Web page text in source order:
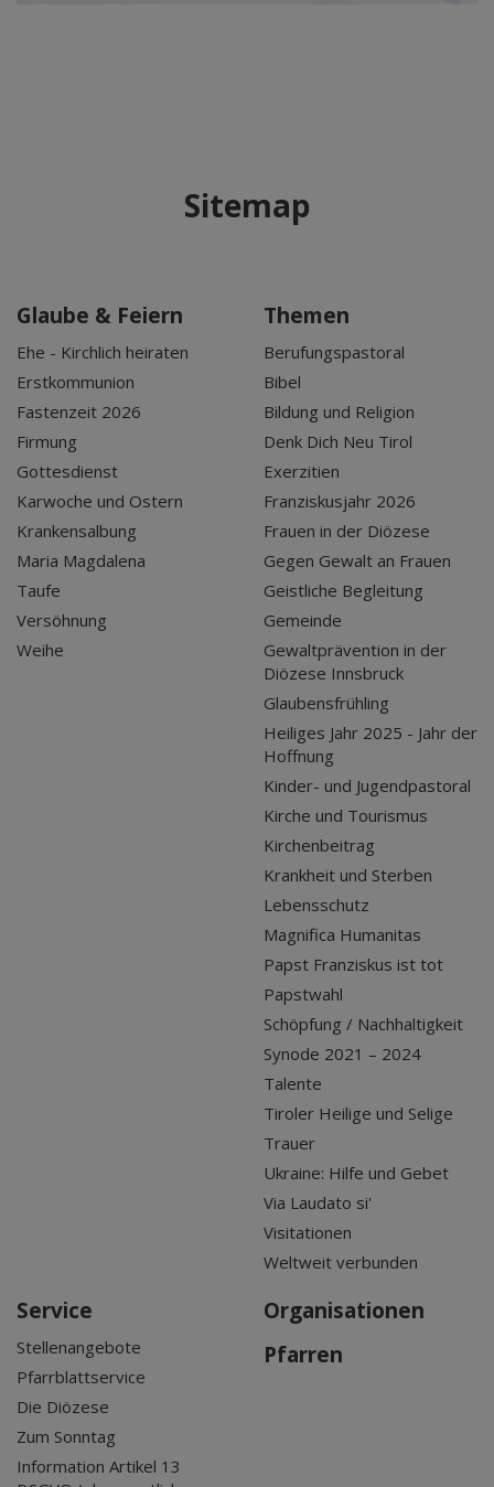
Sitemap
Glaube & Feiern
Ehe - Kirchlich heiraten
Erstkommunion
Fastenzeit 2026
Firmung
Gottesdienst
Karwoche und Ostern
Krankensalbung
Maria Magdalena
Taufe
Versöhnung
Weihe
Themen
Berufungspastoral
Bibel
Bildung und Religion
Denk Dich Neu Tirol
Exerzitien
Franziskusjahr 2026
Frauen in der Diözese
Gegen Gewalt an Frauen
Geistliche Begleitung
Gemeinde
Gewaltprävention in der
Diözese Innsbruck
Glaubensfrühling
Heiliges Jahr 2025 - Jahr der
Hoffnung
Kinder- und Jugendpastoral
Kirche und Tourismus
Kirchenbeitrag
Krankheit und Sterben
Lebensschutz
Magnifica Humanitas
Papst Franziskus ist tot
Papstwahl
Schöpfung / Nachhaltigkeit
Synode 2021 – 2024
Talente
Tiroler Heilige und Selige
Trauer
Ukraine: Hilfe und Gebet
Via Laudato si'
Visitationen
Weltweit verbunden
Service
Stellenangebote
Pfarrblattservice
Die Diözese
Zum Sonntag
Information Artikel 13
Organisationen
Pfarren